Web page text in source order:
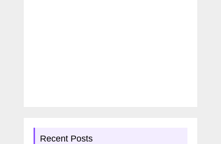
Recent Posts